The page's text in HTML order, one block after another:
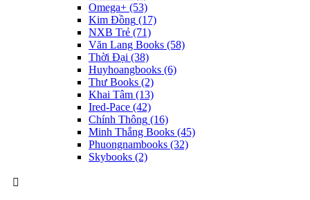
Omega+ (53)
Kim Đồng (17)
NXB Trẻ (71)
Văn Lang Books (58)
Thời Đại (38)
Huyhoangbooks (6)
Thư Books (2)
Khai Tâm (13)
Ired-Pace (42)
Chính Thông (16)
Minh Thắng Books (45)
Phuongnambooks (32)
Skybooks (2)